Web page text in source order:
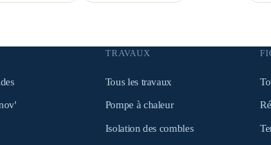
TRAVAUX
Tous les travaux
Pompe à chaleur
Isolation des combles